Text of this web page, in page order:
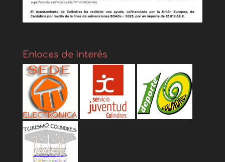
Enlaces de interés